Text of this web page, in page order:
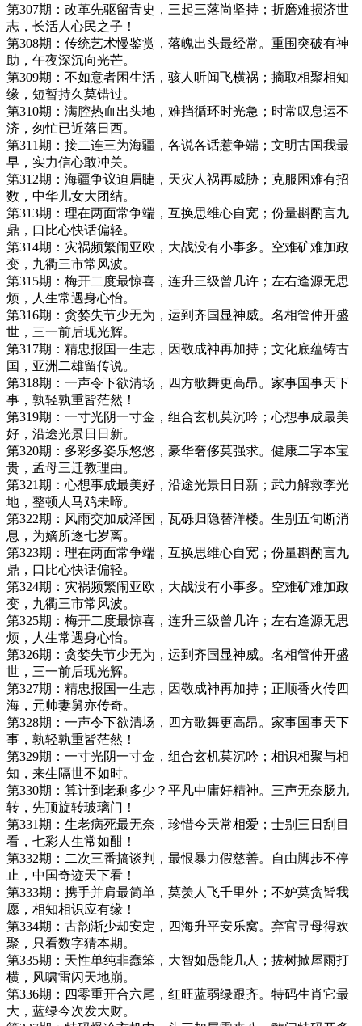
第307期：改革先驱留青史，三起三落尚坚持；折磨难损济世
志，长活人心民之子！
第308期：传统艺术慢鉴赏，落魄出头最经常。重围突破有神
助，午夜深沉向光芒。
第309期：不如意者困生活，骇人听闻飞横祸；摘取相聚相知
缘，短暂持久莫错过。
第310期：满腔热血出头地，难挡循环时光急；时常叹息运不
济，匆忙已近落日西。
第311期：接二连三为海疆，各说各话惹争端；文明古国我最
早，实力信心敢冲关。
第312期：海疆争议迫眉睫，天灾人祸再威胁；克服困难有招
数，中华儿女大团结。
第313期：理在两面常争端，互换思维心自宽；份量斟酌言九
鼎，口比心快话偏轻。
第314期：灾祸频繁闹亚欧，大战没有小事多。空难矿难加政
变，九衢三市常风波。
第315期：梅开二度最惊喜，连升三级曾几许；左右逢源无思
烦，人生常遇身心怡。
第316期：贪婪失节少无为，运到齐国显神威。名相管仲开盛
世，三一前后现光辉。
第317期：精忠报国一生志，因敬成神再加持；文化底蕴铸古
国，亚洲二雄留传说。
第318期：一声令下欲清场，四方歌舞更高昂。家事国事天下
事，孰轻孰重皆茫然！
第319期：一寸光阴一寸金，组合玄机莫沉吟；心想事成最美
好，沿途光景日日新。
第320期：多彩多姿乐悠悠，豪华奢侈莫强求。健康二字本宝
贵，孟母三迁教理由。
第321期：心想事成最美好，沿途光景日日新；武力解救李光
地，整顿人马鸡未啼。
第322期：风雨交加成泽国，瓦砾归隐替洋楼。生别五旬断消
息，为嫡所逐七岁离。
第323期：理在两面常争端，互换思维心自宽；份量斟酌言九
鼎，口比心快话偏轻。
第324期：灾祸频繁闹亚欧，大战没有小事多。空难矿难加政
变，九衢三市常风波。
第325期：梅开二度最惊喜，连升三级曾几许；左右逢源无思
烦，人生常遇身心怡。
第326期：贪婪失节少无为，运到齐国显神威。名相管仲开盛
世，三一前后现光辉。
第327期：精忠报国一生志，因敬成神再加持；正顺香火传四
海，元帅妻舅亦传奇。
第328期：一声令下欲清场，四方歌舞更高昂。家事国事天下
事，孰轻孰重皆茫然！
第329期：一寸光阴一寸金，组合玄机莫沉吟；相识相聚与相
知，来生隔世不如时。
第330期：算计到老剩多少？平凡中庸好精神。三声无奈肠九
转，先顶旋转玻璃门！
第331期：生老病死最无奈，珍惜今天常相爱；士别三日刮目
看，七彩人生常如酣！
第332期：二次三番搞谈判，最恨暴力假慈善。自由脚步不停
止，中国奇迹天下看！
第333期：携手并肩最简单，莫羡人飞千里外；不妒莫贪皆我
愿，相知相识应有缘！
第334期：古韵渐少却安定，四海升平安乐窝。弃官寻母得欢
聚，只看数字猜本期。
第335期：天性单纯非蠢笨，大智如愚能几人；拔树掀屋雨打
横，风啸雷闪天地崩。
第336期：四零重开合六尾，红旺蓝弱绿跟齐。特码生肖它最
大，蓝绿今次发大财。